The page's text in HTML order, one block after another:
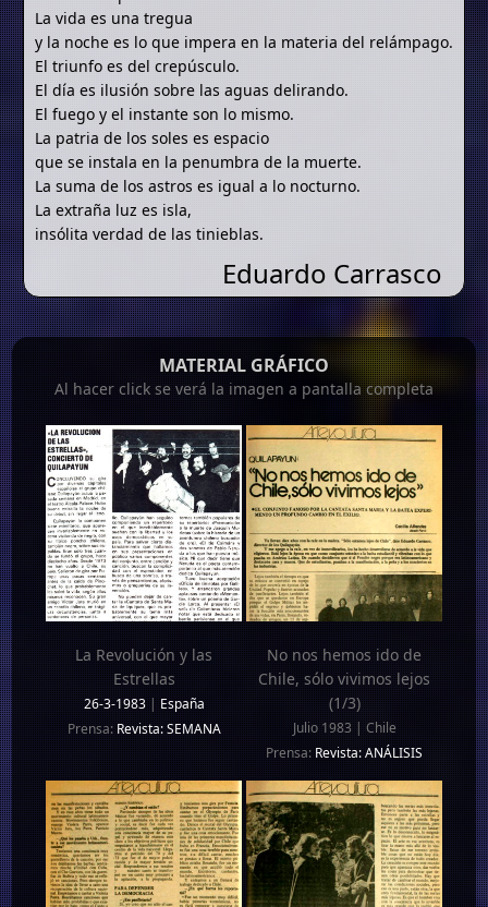
La vida es una tregua
y la noche es lo que impera en la materia del relámpago.
El triunfo es del crepúsculo.
El día es ilusión sobre las aguas delirando.
El fuego y el instante son lo mismo.
La patria de los soles es espacio
que se instala en la penumbra de la muerte.
La suma de los astros es igual a lo nocturno.
La extraña luz es isla,
insólita verdad de las tinieblas.
Eduardo Carrasco
MATERIAL GRÁFICO
Al hacer click se verá la imagen a pantalla completa
La Revolución y las
Estrellas
26-3-1983|España
Prensa:Revista: SEMANA
No nos hemos ido de
Chile, sólo vivimos lejos
(1/3)
Julio 1983 | Chile
Prensa: Revista: ANÁLISIS